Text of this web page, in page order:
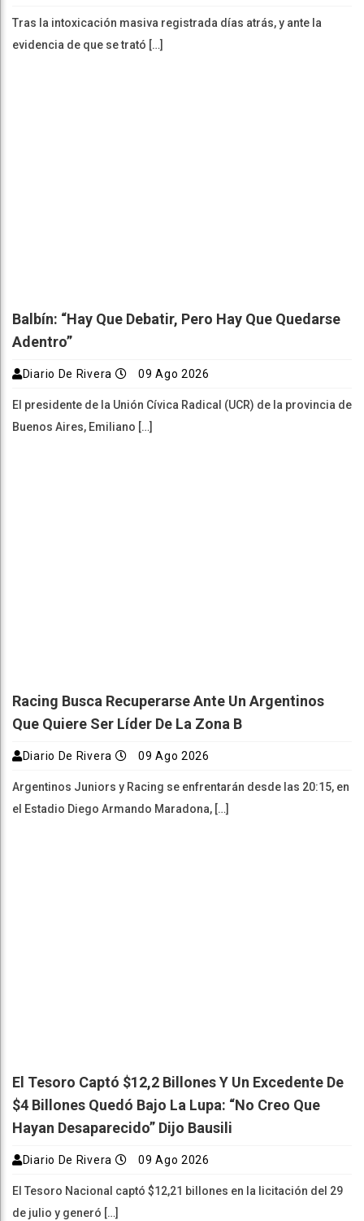
Tras la intoxicación masiva registrada días atrás, y ante la
evidencia de que se trató […]
Balbín: “Hay Que Debatir, Pero Hay Que Quedarse
Adentro”
Diario De Rivera 09 Ago 2026
El presidente de la Unión Cívica Radical (UCR) de la provincia de
Buenos Aires, Emiliano […]
Racing Busca Recuperarse Ante Un Argentinos
Que Quiere Ser Líder De La Zona B
Diario De Rivera 09 Ago 2026
Argentinos Juniors y Racing se enfrentarán desde las 20:15, en
el Estadio Diego Armando Maradona, […]
El Tesoro Captó $12,2 Billones Y Un Excedente De
$4 Billones Quedó Bajo La Lupa: “No Creo Que
Hayan Desaparecido” Dijo Bausili
Diario De Rivera 09 Ago 2026
El Tesoro Nacional captó $12,21 billones en la licitación del 29
de julio y generó […]